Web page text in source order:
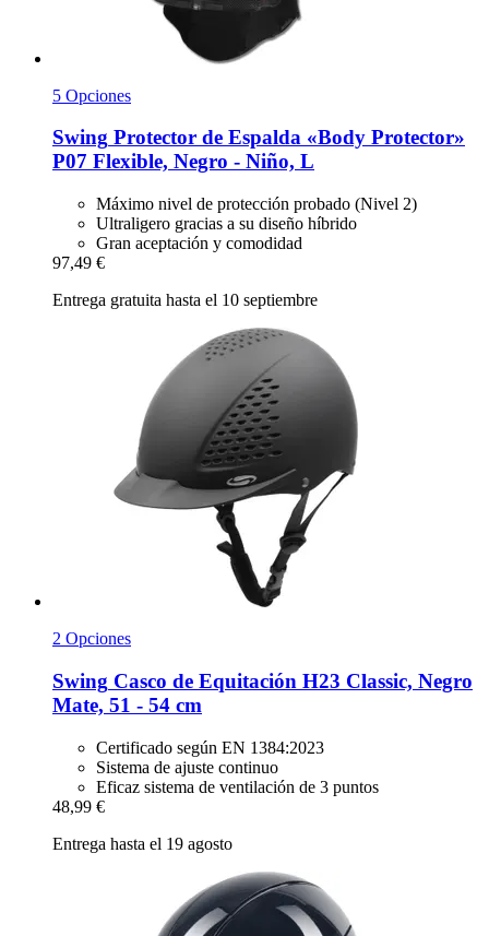
5 Opciones
Swing Protector de Espalda «Body Protector»
P07 Flexible, Negro -​ Niño, L
Máximo nivel de protección probado (Nivel 2)
Ultraligero gracias a su diseño híbrido
Gran aceptación y comodidad
97,49 €
Entrega gratuita hasta el 10 septiembre
2 Opciones
Swing Casco de Equitación H23 Classic, Negro
Mate, 51 -​ 54 cm
Certificado según EN 1384:2023
Sistema de ajuste continuo
Eficaz sistema de ventilación de 3 puntos
48,99 €
Entrega hasta el 19 agosto